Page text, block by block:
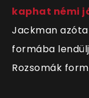
kaphat némi
Jackman
formába
Rozsomák